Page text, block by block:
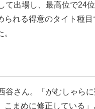
て出場し、最高位で24
れる得意のタイト種
さん。「がむしゃら
まめに修正している」